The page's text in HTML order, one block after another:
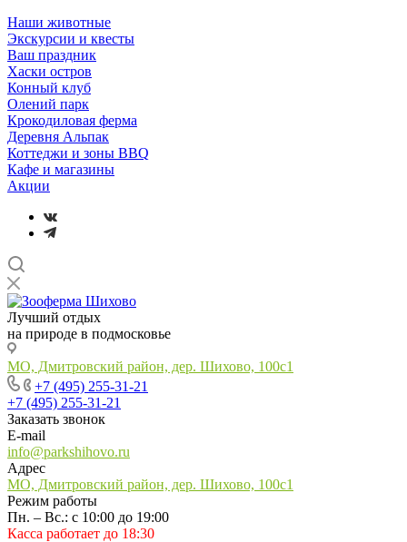
Наши животные
Экскурсии и квесты
Ваш праздник
Хаски остров
Конный клуб
Олений парк
Крокодиловая ферма
Деревня Альпак
Коттеджи и зоны BBQ
Кафе и магазины
Акции
Лучший отдых
на природе в подмосковье
МО, Дмитровский район, дер. Шихово, 100с1
+7 (495) 255-31-21
+7 (495) 255-31-21
Заказать звонок
E-mail
info@parkshihovo.ru
Адрес
МО, Дмитровский район, дер. Шихово, 100с1
Режим работы
Пн. – Вс.: с 10:00 до 19:00
Касса работает до 18:30